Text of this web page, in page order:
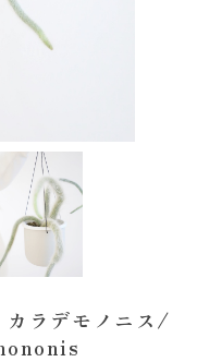
カラデモノニス/